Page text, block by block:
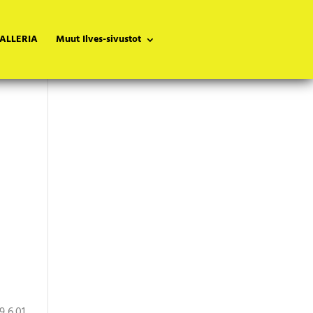
Muut Ilves-sivustot